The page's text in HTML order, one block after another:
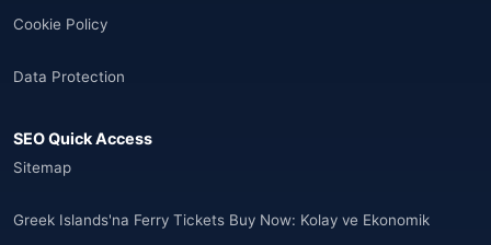
Cookie Policy
Data Protection
SEO Quick Access
Sitemap
Greek Islands'na Ferry Tickets Buy Now: Kolay ve Ekonomik